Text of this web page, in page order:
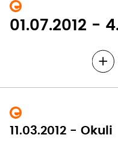
01.07.2012 -
11.03.2012 - Okuli